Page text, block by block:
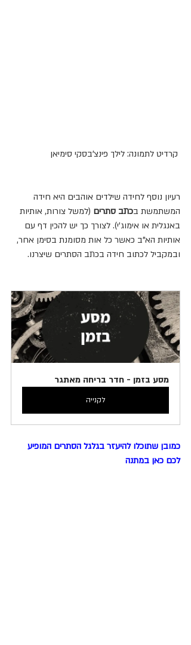
רעיון נוסף לחידה שילדים אוהבים היא חידה
המשתמשת בכתב סתרים (למשל צורות, אותיות
באנגלית או אימוג'י). לצורך כך יש להכין דף עם
אותיות הא"ב כאשר כל אות מסומנת בסימן אחר,
ובמקביל לכתוב חידה בכתב הסתרים שיצרנו.
מסע בזמן - חדר בריחה מאתגר
לקנייה
כמובן שתוכלו להיעזר בגלגל הסתרים המופיע
לכם כאן במתנה